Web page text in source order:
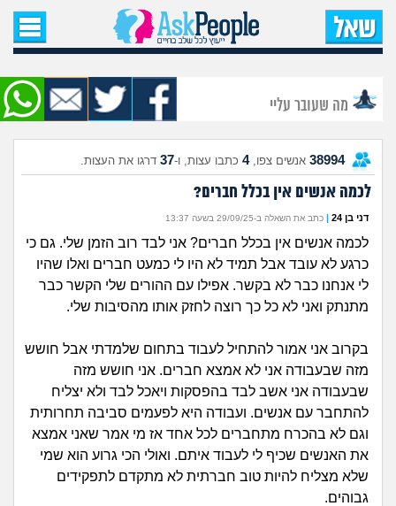
עמוד הבית
שאל שאלה
שאלות חדשות
שאלות שעוררו עניין
עצות חדשות
מה קורה כאן?
מתחם הטיפים
מדורים
זוגיות
היריון ולידה
הורות ומשפחה
חיפוש שאלות
הרשמה | התחברות
מה שעובר עליי
38994 אנשים צפו,4 כתבו עצות, ו-37 דרגו את העצות.
לכמה אנשים אין בכלל חברים?
דני בן 24 | כתב את השאלה ב-29/09/25 בשעה 13:37
לכמה אנשים אין בכלל חברים? אני לבד רוב הזמן שלי. גם כי
כרגע לא עובד אבל תמיד לא היו לי כמעט חברים ואלו שהיו
לי אנחנו כבר לא בקשר. אפילו עם ההורים שלי הקשר כבר
מתנתק ואני לא כל כך רוצה לחזק אותו מהסיבות שלי.
בקרוב אני אמור להתחיל לעבוד בתחום שלמדתי אבל חושש
מזה שבעבודה אני לא אמצא חברים. אני חושש מזה
שבעבודה אני אשב לבד בהפסקות ויאכל לבד ולא יצליח
להתחבר עם אנשים. ועבודה היא לפעמים סביבה תחרותית
וגם לא בהכרח מתחברים לכל אחד אז מי אמר שאני אמצא
את האנשים שכיף לי לעבוד איתם. ואולי הכי גרוע הוא שמי
שלא מצליח להיות טוב חברתית לא מתקדם לתפקידים
גבוהים.